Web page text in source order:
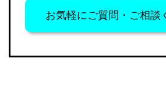
お気軽にご質問・ご相談